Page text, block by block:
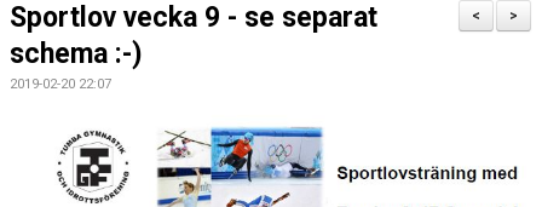
BESKRIVNING AV PASSEN
BILDGALLERI
DOKUMENT
TRÄNINGSRESA
>
<
Sportlov vecka 9 - se separat
schema :-)
2019-02-20 22:07